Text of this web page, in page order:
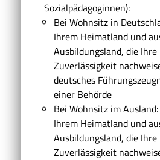
Sozialpädagoginnen):
Bei Wohnsitz in
Ihrem Heimatland und
Ausbildungsland, die
Zuverlässigkeit
deutsches
einer Behörde
Bei Wohnsitz im
Ihrem Heimatland und
Ausbildungsland, die
Zuverlässigkeit